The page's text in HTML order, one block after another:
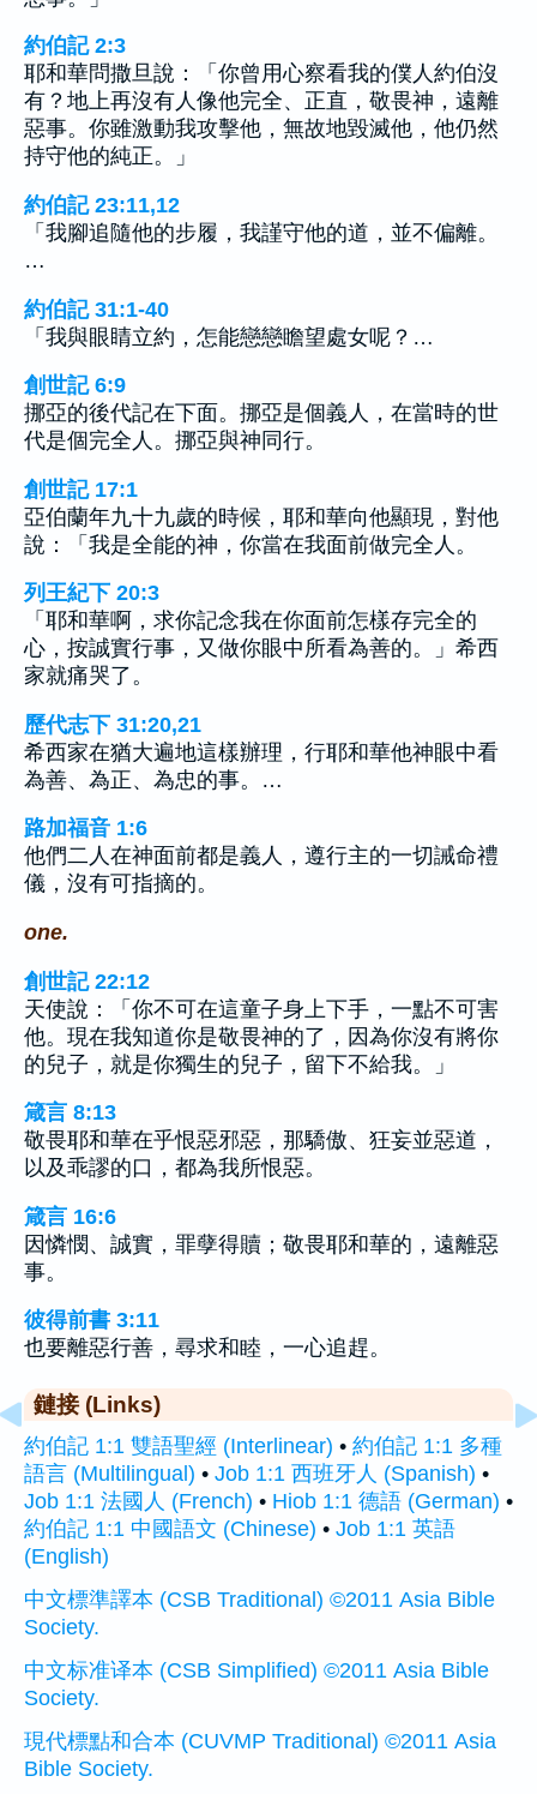
約伯記 2:3
耶和華問撒旦說：「你曾用心察看我的僕人約伯沒
有？地上再沒有人像他完全、正直，敬畏神，遠離
惡事。你雖激動我攻擊他，無故地毀滅他，他仍然
持守他的純正。」
約伯記 23:11,12
「我腳追隨他的步履，我謹守他的道，並不偏離。
…
約伯記 31:1-40
「我與眼睛立約，怎能戀戀瞻望處女呢？…
創世記 6:9
挪亞的後代記在下面。挪亞是個義人，在當時的世
代是個完全人。挪亞與神同行。
創世記 17:1
亞伯蘭年九十九歲的時候，耶和華向他顯現，對他
說：「我是全能的神，你當在我面前做完全人。
列王紀下 20:3
「耶和華啊，求你記念我在你面前怎樣存完全的
心，按誠實行事，又做你眼中所看為善的。」希西
家就痛哭了。
歷代志下 31:20,21
希西家在猶大遍地這樣辦理，行耶和華他神眼中看
為善、為正、為忠的事。…
路加福音 1:6
他們二人在神面前都是義人，遵行主的一切誡命禮
儀，沒有可指摘的。
one.
創世記 22:12
天使說：「你不可在這童子身上下手，一點不可害
他。現在我知道你是敬畏神的了，因為你沒有將你
的兒子，就是你獨生的兒子，留下不給我。」
箴言 8:13
敬畏耶和華在乎恨惡邪惡，那驕傲、狂妄並惡道，
以及乖謬的口，都為我所恨惡。
箴言 16:6
因憐憫、誠實，罪孽得贖；敬畏耶和華的，遠離惡
事。
彼得前書 3:11
也要離惡行善，尋求和睦，一心追趕。
鏈接 (Links)
約伯記 1:1 雙語聖經 (Interlinear) • 約伯記 1:1 多種
語言 (Multilingual) • Job 1:1 西班牙人 (Spanish) •
Job 1:1 法國人 (French) • Hiob 1:1 德語 (German) •
約伯記 1:1 中國語文 (Chinese) • Job 1:1 英語
(English)
中文標準譯本 (CSB Traditional) ©2011 Asia Bible
Society.
中文标准译本 (CSB Simplified) ©2011 Asia Bible
Society.
現代標點和合本 (CUVMP Traditional) ©2011 Asia
Bible Society.